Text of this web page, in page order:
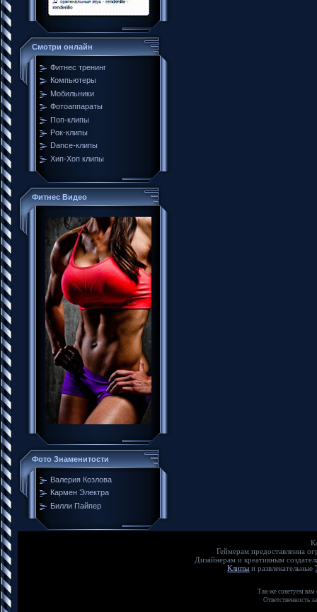
Смотри онлайн
Фитнес тренинг
Компьютеры
Мобильники
Фотоаппараты
Поп-клипы
Рок-клипы
Dance-клипы
Хип-Хоп клипы
Фитнес Видео
Фото Знаменитости
Валерия Козлова
Кармен Электра
Билли Пайпер
Геймерам предоставленна
Дизайнерам и креативным
Клипы и развлекательные
Так-же советуем
Ответственность